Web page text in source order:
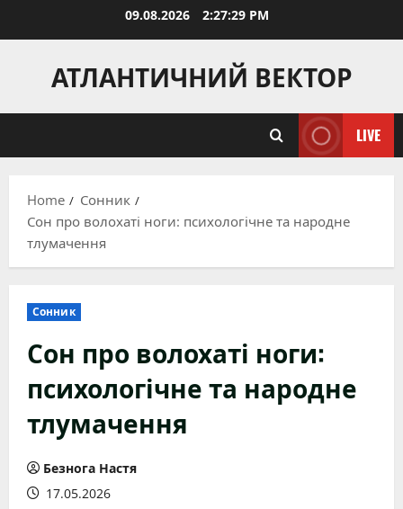
09.08.2026 2:27:30 PM
АТЛАНТИЧНИЙ ВЕКТОР
LIVE
Home
Сонник
Сон про волохаті ноги: психологічне та народне
тлумачення
Сонник
Сон про волохаті ноги:
психологічне та народне
тлумачення
Безнога Настя
17.05.2026